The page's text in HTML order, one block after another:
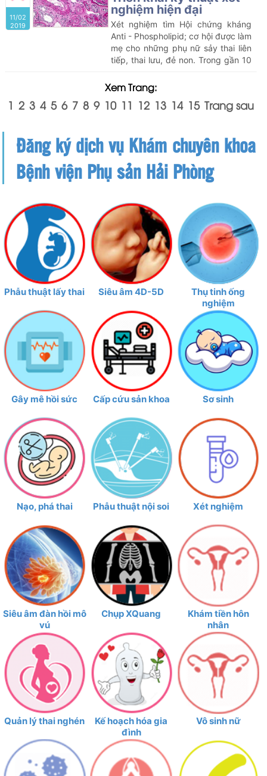
Thanh Hải, huyện Thanh Hà, tỉnh
Hải Dương) đã quyết định đặt
những cái tên ấy cho 2 thiên thần
bé bỏng của mình. Viên mãn hơn
bởi những tưởng người chồng của
chị không có cơ hội được làm bố…
11/02
2019
nghiệm hiện đại
Xét nghiệm tìm Hội chứng kháng
Anti - Phospholipid; cơ hội được làm
mẹ cho những phụ nữ sảy thai liên
tiếp, thai lưu, đẻ non. Trong gần 10
năm trở lại đây, hội chứng
Antiphotpholipit (APS) được sự
quan tâm rất lớn của các thầy
thuốc sản khoa. Phụ nữ mắc hội
không có cơ hội được làm mẹ.
Xem Trang:
1 2 3 4 5 6 7 8 9 10 11 12 13 14 15 Trang sau
Đăng ký dịch vụ Khám chuyên khoa
Bệnh viện Phụ sản Hải Phòng
Phẫu thuật lấy thai Siêu âm 4D-5D
Thụ tinh ống
nghiệm
Gây mê hồi sức Cấp cứu sản khoa Sơ sinh
Nạo, phá thai Phẫu thuật nội soi Xét nghiệm
Siêu âm đàn hồi mô
vú
Chụp XQuang
Khám tiền hôn
nhân
Quản lý thai nghén
Kế hoạch hóa gia
đình
Vô sinh nữ